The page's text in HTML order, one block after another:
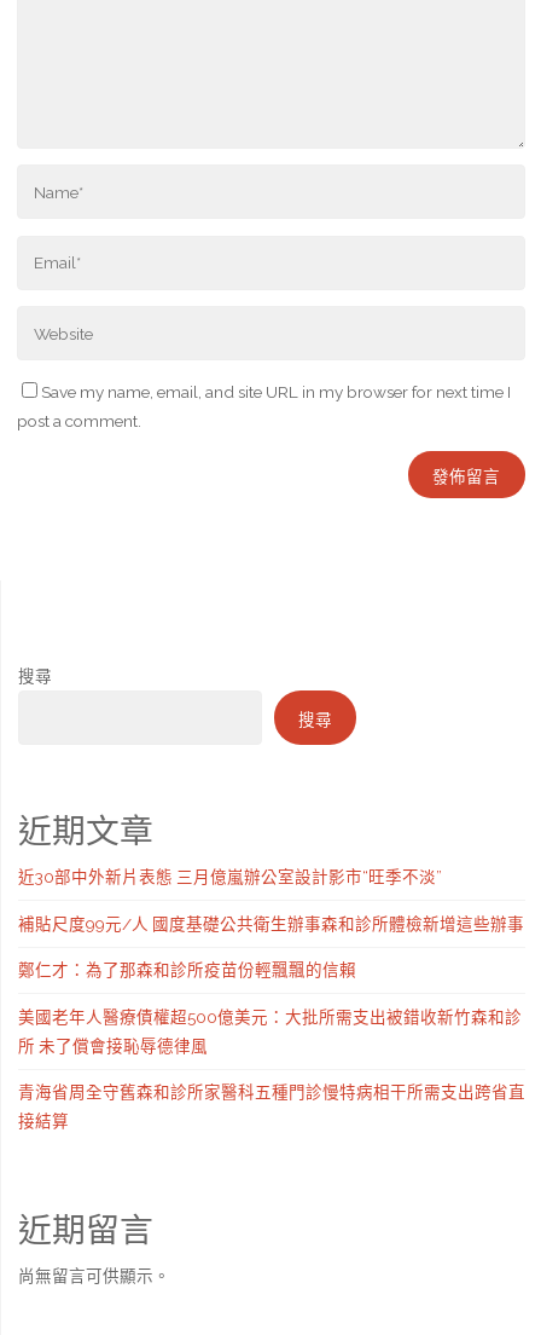
Save my name, email, and site URL in my browser for next time I
post a comment.
搜尋
搜尋
近期文章
近30部中外新片表態 三月億嵐辦公室設計影市“旺季不淡”
補貼尺度99元/人 國度基礎公共衛生辦事森和診所體檢新增這些辦事
鄭仁才：為了那森和診所疫苗份輕飄飄的信賴
美國老年人醫療債權超500億美元：大批所需支出被錯收新竹森和診
所 未了償會接恥辱德律風
青海省周全守舊森和診所家醫科五種門診慢特病相干所需支出跨省直
接結算
近期留言
尚無留言可供顯示。